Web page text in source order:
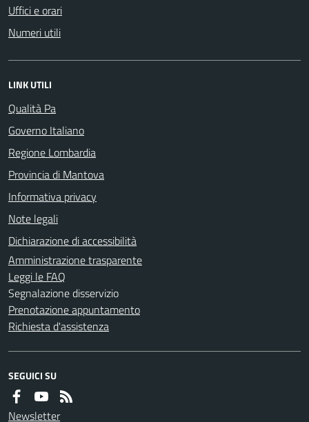
Uffici e orari
Numeri utili
LINK UTILI
Qualità Pa
Governo Italiano
Regione Lombardia
Provincia di Mantova
Informativa privacy
Note legali
Dichiarazione di accessibilità
Amministrazione trasparente
Leggi le FAQ
Segnalazione disservizio
Prenotazione appuntamento
Richiesta d'assistenza
SEGUICI SU
Newsletter